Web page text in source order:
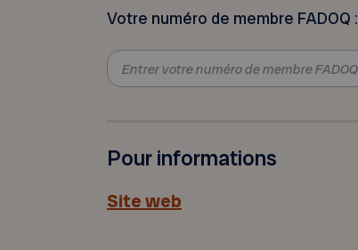
Votre numéro de membre FADOQ :
Pour informations
Site web